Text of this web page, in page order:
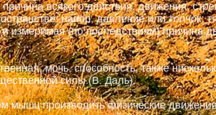
всякого действия, движения,
напор, давление или толчок;
измеримая (по последствиям) причина
мочь, способность, также
силы (В. Даль).
производить физические